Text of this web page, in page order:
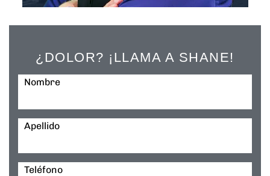
¿DOLOR? ¡LLAMA A SHANE!
Nombre
Apellido
Teléfono